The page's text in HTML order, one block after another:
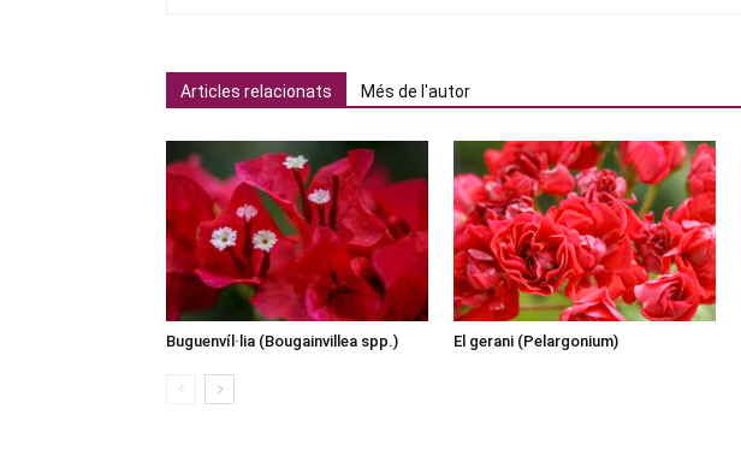
Articles relacionats Més de l'autor
Buguenvíl·lia (Bougainvillea spp.) El gerani (Pelargonium)